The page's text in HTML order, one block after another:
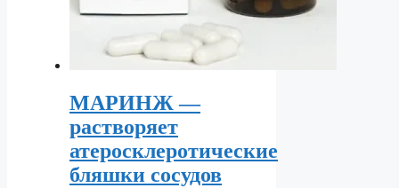
МАРИНЖ —
растворяет
атеросклеротические
бляшки сосудов